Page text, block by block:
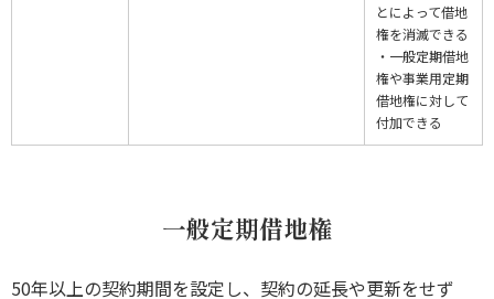
とによって借地
権を消滅できる
・一般定期借地
権や事業用定期
借地権に対して
付加できる
一般定期借地権
50年以上の契約期間を設定し、契約の延長や更新をせず